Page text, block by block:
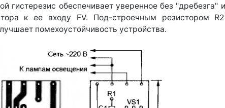
гистерезис обеспечивает уверенное без "дребезга"
к ее входу FV. Под-строечным резистором
помехоустойчивость устройства.